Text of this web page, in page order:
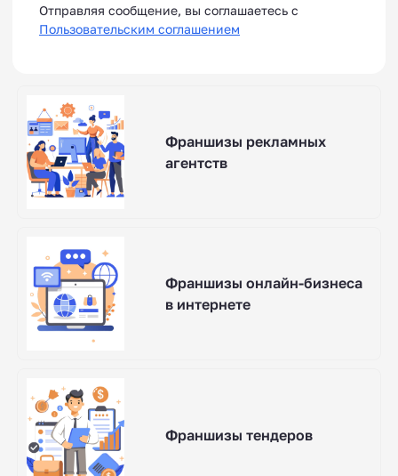
Отправляя сообщение, вы соглашаетесь с
Пользовательским соглашением
Франшизы рекламных
агентств
Франшизы онлайн-бизнеса
в интернете
Франшизы тендеров